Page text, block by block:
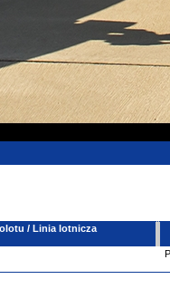
/ Linia lotnicza